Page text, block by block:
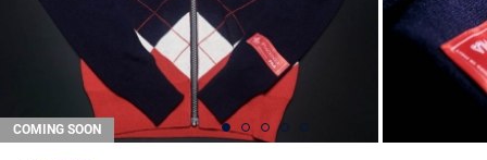
COMING SOON